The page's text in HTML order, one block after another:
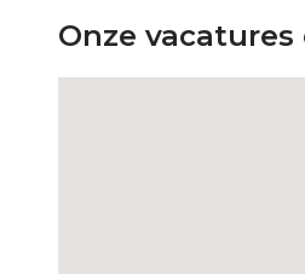
Onze vacatures